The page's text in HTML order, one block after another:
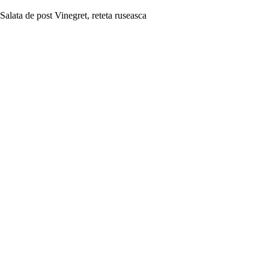
Salata de post Vinegret, reteta ruseasca